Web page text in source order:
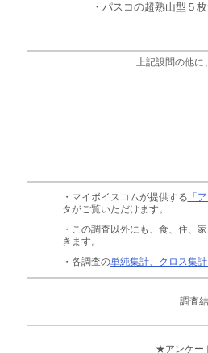
・パスコの超熟山型５
上記設問の他に
・マイボイスコムが提供する 「
タがご覧いただけます。
・この調査以外にも、食、住、
きます。
・各調査の単純集計、クロス集
調査
★アンケー